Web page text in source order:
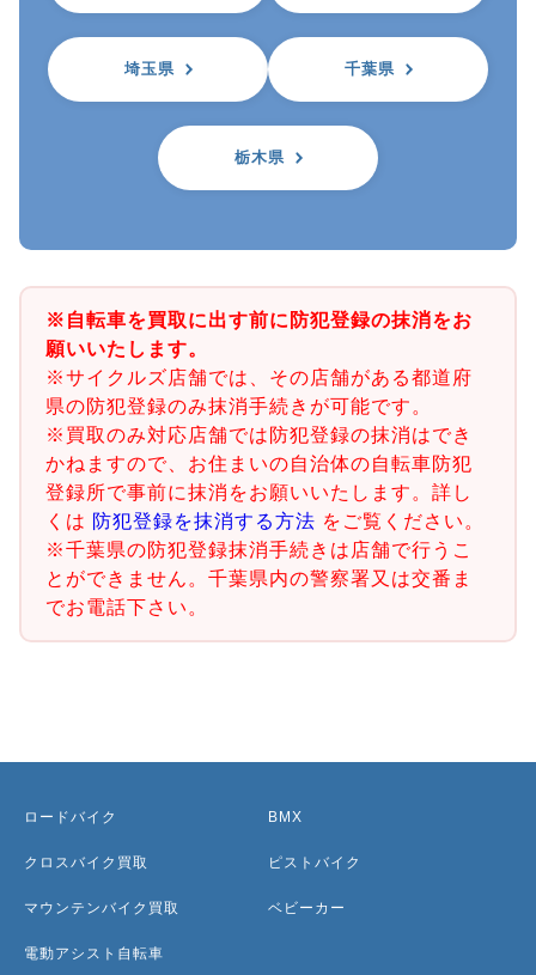
埼玉県 千葉県
栃木県
※自転車を買取に出す前に防犯登録の抹消をお
願いいたします。
※サイクルズ店舗では、その店舗がある都道府
県の防犯登録のみ抹消手続きが可能です。
※買取のみ対応店舗では防犯登録の抹消はでき
かねますので、お住まいの自治体の自転車防犯
登録所で事前に抹消をお願いいたします。詳し
くは 防犯登録を抹消する方法 をご覧ください。
※千葉県の防犯登録抹消手続きは店舗で行うこ
とができません。千葉県内の警察署又は交番ま
でお電話下さい。
ロードバイク
クロスバイク買取
マウンテンバイク買取
電動アシスト自転車
BMX
ピストバイク
ベビーカー